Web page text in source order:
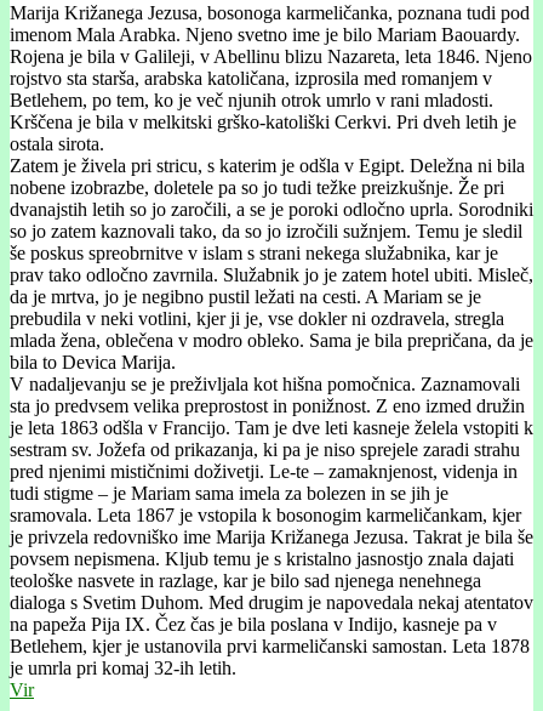
Marija Križanega Jezusa, bosonoga karmeličanka, poznana tudi pod
imenom Mala Arabka. Njeno svetno ime je bilo Mariam Baouardy.
Rojena je bila v Galileji, v Abellinu blizu Nazareta, leta 1846. Njeno
rojstvo sta starša, arabska katoličana, izprosila med romanjem v
Betlehem, po tem, ko je več njunih otrok umrlo v rani mladosti.
Krščena je bila v melkitski grško-katoliški Cerkvi. Pri dveh letih je
ostala sirota.
Zatem je živela pri stricu, s katerim je odšla v Egipt. Deležna ni bila
nobene izobrazbe, doletele pa so jo tudi težke preizkušnje. Že pri
dvanajstih letih so jo zaročili, a se je poroki odločno uprla. Sorodniki
so jo zatem kaznovali tako, da so jo izročili sužnjem. Temu je sledil
še poskus spreobrnitve v islam s strani nekega služabnika, kar je
prav tako odločno zavrnila. Služabnik jo je zatem hotel ubiti. Misleč,
da je mrtva, jo je negibno pustil ležati na cesti. A Mariam se je
prebudila v neki votlini, kjer ji je, vse dokler ni ozdravela, stregla
mlada žena, oblečena v modro obleko. Sama je bila prepričana, da je
bila to Devica Marija.
V nadaljevanju se je preživljala kot hišna pomočnica. Zaznamovali
sta jo predvsem velika preprostost in ponižnost. Z eno izmed družin
je leta 1863 odšla v Francijo. Tam je dve leti kasneje želela vstopiti k
sestram sv. Jožefa od prikazanja, ki pa je niso sprejele zaradi strahu
pred njenimi mističnimi doživetji. Le-te – zamaknjenost, videnja in
tudi stigme – je Mariam sama imela za bolezen in se jih je
sramovala. Leta 1867 je vstopila k bosonogim karmeličankam, kjer
je privzela redovniško ime Marija Križanega Jezusa. Takrat je bila še
povsem nepismena. Kljub temu je s kristalno jasnostjo znala dajati
teološke nasvete in razlage, kar je bilo sad njenega nenehnega
dialoga s Svetim Duhom. Med drugim je napovedala nekaj atentatov
na papeža Pija IX. Čez čas je bila poslana v Indijo, kasneje pa v
Betlehem, kjer je ustanovila prvi karmeličanski samostan. Leta 1878
je umrla pri komaj 32-ih letih.
Vir